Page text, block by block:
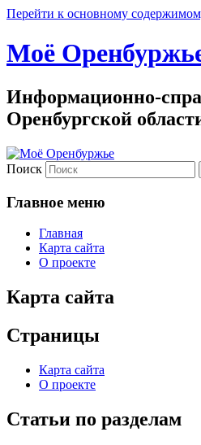
Перейти к основному
Моё
Информационно-
Оренбургской
Поиск
Главное меню
Главная
Карта сайта
О проекте
Карта сайта
Страницы
Карта сайта
О проекте
Статьи по разделам